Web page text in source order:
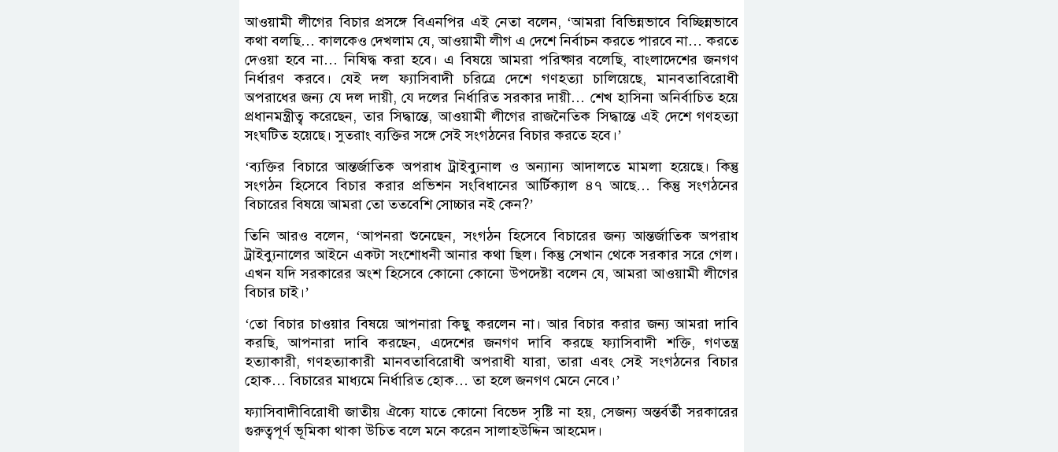
আওয়ামী লীগের বিচার প্রসঙ্গে বিএনপির এই নেতা বলেন, ‘আমরা বিভিন্নভাবে বিচ্ছিন্নভাবে
কথা বলছি… কালকেও দেখলাম যে, আওয়ামী লীগ এ দেশে নির্বাচন করতে পারবে না… করতে
দেওয়া হবে না… নিষিদ্ধ করা হবে। এ বিষয়ে আমরা পরিষ্কার বলেছি, বাংলাদেশের জনগণ
নির্ধারণ করবে। যেই দল ফ্যাসিবাদী চরিত্রে দেশে গণহত্যা চালিয়েছে, মানবতাবিরোধী
অপরাধের জন্য যে দল দায়ী, যে দলের নির্ধারিত সরকার দায়ী… শেখ হাসিনা অনির্বাচিত হয়ে
প্রধানমন্ত্রীত্ব করেছেন, তার সিদ্ধান্তে, আওয়ামী লীগের রাজনৈতিক সিদ্ধান্তে এই দেশে গণহত্যা
সংঘটিত হয়েছে। সুতরাং ব্যক্তির সঙ্গে সেই সংগঠনের বিচার করতে হবে।’
‘ব্যক্তির বিচারে আন্তর্জাতিক অপরাধ ট্রাইব্যুনাল ও অন্যান্য আদালতে মামলা হয়েছে। কিন্তু
সংগঠন হিসেবে বিচার করার প্রভিশন সংবিধানের আর্টিক্যাল ৪৭ আছে… কিন্তু সংগঠনের
বিচারের বিষয়ে আমরা তো ততবেশি সোচ্চার নই কেন?’
তিনি আরও বলেন, ‘আপনরা শুনেছেন, সংগঠন হিসেবে বিচারের জন্য আন্তর্জাতিক অপরাধ
ট্রাইব্যুনালের আইনে একটা সংশোধনী আনার কথা ছিল। কিন্তু সেখান থেকে সরকার সরে গেল।
এখন যদি সরকারের অংশ হিসেবে কোনো কোনো উপদেষ্টা বলেন যে, আমরা আওয়ামী লীগের
বিচার চাই।’
‘তো বিচার চাওয়ার বিষয়ে আপনারা কিছু করলেন না। আর বিচার করার জন্য আমরা দাবি
করছি, আপনারা দাবি করছেন, এদেশের জনগণ দাবি করছে ফ্যাসিবাদী শক্তি, গণতন্ত্র
হত্যাকারী, গণহত্যাকারী মানবতাবিরোধী অপরাধী যারা, তারা এবং সেই সংগঠনের বিচার
হোক… বিচারের মাধ্যমে নির্ধারিত হোক… তা হলে জনগণ মেনে নেবে।’
ফ্যাসিবাদীবিরোধী জাতীয় ঐক্যে যাতে কোনো বিভেদ সৃষ্টি না হয়, সেজন্য অন্তর্বর্তী সরকারের
গুরুত্বপূর্ণ ভূমিকা থাকা উচিত বলে মনে করেন সালাহউদ্দিন আহমেদ।